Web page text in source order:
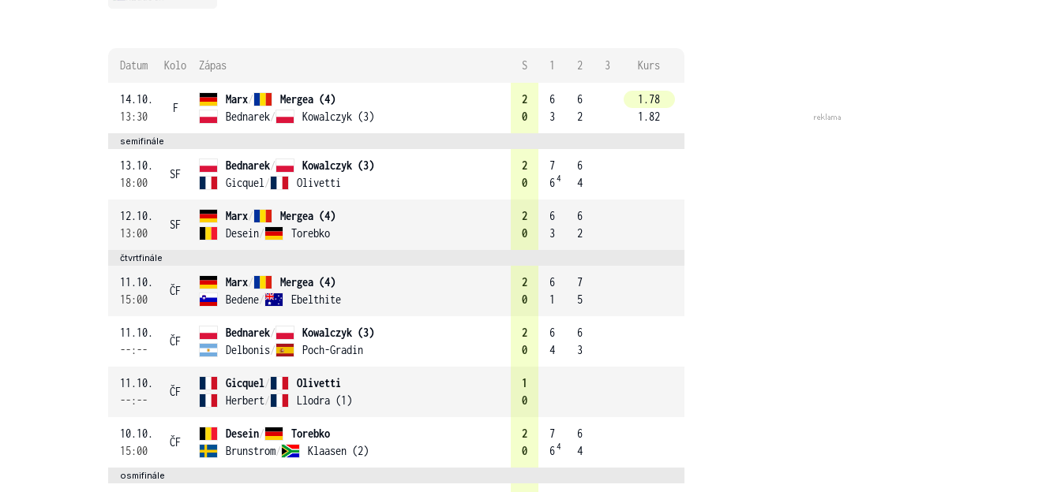
Datum Kolo Zápas S 1 2 3 Kurs
14.10.
13:30
F
Marx/
Mergea (4)
Bednarek/ Kowalczyk (3)
2
0
6
3
6
2
1.78
1.82
semifinále
13.10.
18:00
SF
Bednarek/
Kowalczyk (3)
Gicquel / Olivetti
2
0
7
64
6
4
12.10.
13:00
SF
Marx/
Mergea (4)
Desein/ Torebko
2
0
6
3
6
2
čtvrtfinále
11.10.
15:00
ČF
Marx/
Mergea (4)
Bedene/ Ebelthite
2
0
6
1
7
5
11.10.
--:--
ČF
Bednarek/
Kowalczyk (3)
Delbonis/ Poch-Gradin
2
0
6
4
6
3
11.10.
--:--
ČF
Gicquel/
Olivetti
Herbert/ Llodra (1)
1
0
10.10.
15:00
ČF
Desein/
Torebko
Brunstrom/ Klaasen (2)
2
0
7
64
6
4
osmifinále